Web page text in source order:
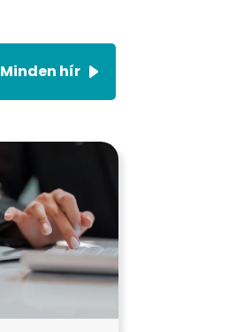
Minden hír